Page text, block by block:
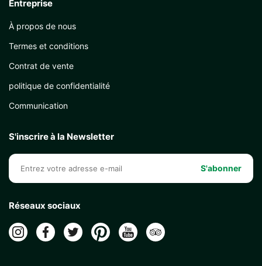
Entreprise
À propos de nous
Termes et conditions
Contrat de vente
politique de confidentialité
Communication
S'inscrire à la Newsletter
S'abonner
Réseaux sociaux